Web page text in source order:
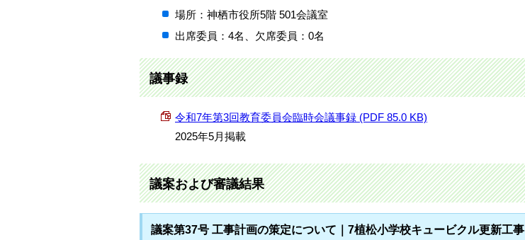
場所：神栖市役所5階 501会議室
出席委員：4名、欠席委員：0名
議事録
令和7年第3回教育委員会臨時会議事録 (PDF 85.0 KB)
2025年5月掲載
議案および審議結果
議案第37号 工事計画の策定について｜7植松小学校キュービクル更新工事